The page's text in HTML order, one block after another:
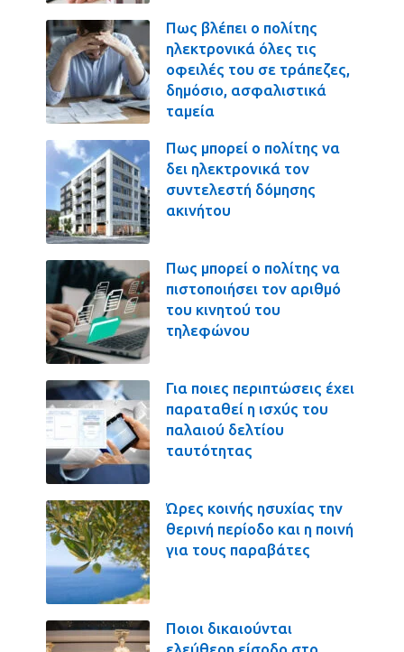
Πως βλέπει ο πολίτης
ηλεκτρονικά όλες τις
οφειλές του σε τράπεζες,
δημόσιο, ασφαλιστικά
ταμεία
Πως μπορεί ο πολίτης να
δει ηλεκτρονικά τον
συντελεστή δόμησης
ακινήτου
Πως μπορεί ο πολίτης να
πιστοποιήσει τον αριθμό
του κινητού του
τηλεφώνου
Για ποιες περιπτώσεις έχει
παραταθεί η ισχύς του
παλαιού δελτίου
ταυτότητας
Ώρες κοινής ησυχίας την
θερινή περίοδο και η ποινή
για τους παραβάτες
Ποιοι δικαιούνται
ελεύθερη είσοδο στο